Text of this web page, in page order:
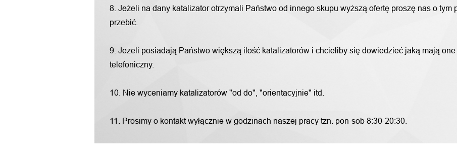
8. Jeżeli na dany katalizator otrzymali Państwo od innego skupu wyższą ofertę proszę nas o tym
przebić.
9. Jeżeli posiadają Państwo większą ilość katalizatorów i chcieliby się dowiedzieć jaką mają
telefoniczny.
10. Nie wyceniamy katalizatorów "od do", "orientacyjnie" itd.
11. Prosimy o kontakt wyłącznie w godzinach naszej pracy tzn. pon-sob 8:30-20:30.